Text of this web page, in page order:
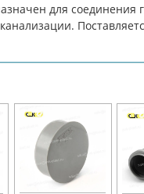
для соединения